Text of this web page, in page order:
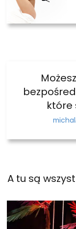
które
A tu są